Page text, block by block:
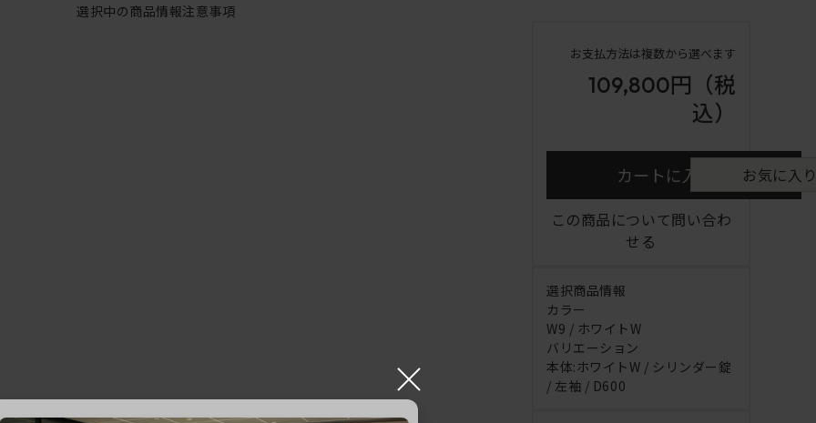
選択中の商品情報注意事項
お支払方法は複数から選べます
109,800円 （税
込）
カートに入れる お気に入
この商品について問い合わ
せる
選択商品情報
カラー
W9 / ホワイトW
バリエーション
本体:ホワイトW / シリンダー錠
/ 左袖 / D600
×